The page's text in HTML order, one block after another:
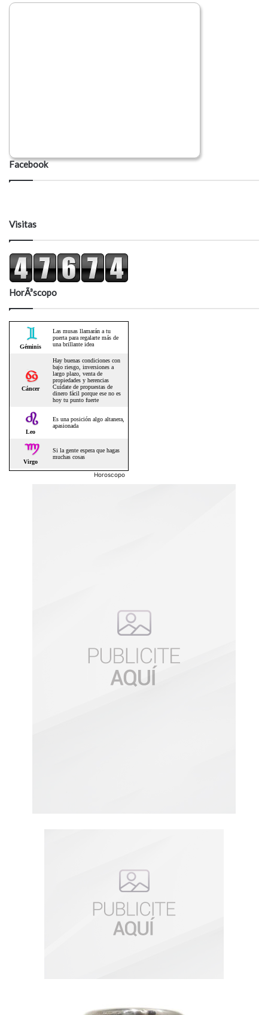
Facebook
Visitas
HorÃ³scopo
Horoscopo